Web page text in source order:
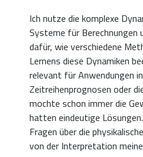
Ich nutze die komplexe
Systeme für Berechnungen
dafür, wie verschiedene
Lernens diese Dynamiken
relevant für Anwendungen
Zeitreihenprognosen oder
mochte schon immer die
hatten eindeutige
Fragen über die
von der Interpretation